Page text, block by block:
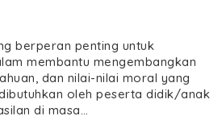
berperan penting untuk
membantu mengembangkan
dan nilai-nilai moral yang
oleh peserta didik/anak
di masa…